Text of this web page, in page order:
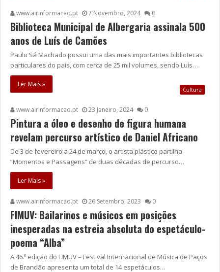
www.airinformacao.pt 7 Novembro, 2024 0
Biblioteca Municipal de Albergaria assinala 500
anos de Luís de Camões
Paulo Sá Machado possui uma das mais importantes bibliotecas
particulares do país, com cerca de 25 mil volumes, sendo Luís…
Ler Mais »
Cultura
www.airinformacao.pt 23 Janeiro, 2024 0
Pintura a óleo e desenho de figura humana
revelam percurso artístico de Daniel Africano
De 3 de fevereiro a 24 de março, o artista plástico partilha
“Momentos e Passagens” de duas décadas de percurso…
Ler Mais »
www.airinformacao.pt 26 Setembro, 2023 0
FIMUV: Bailarinos e músicos em posições
inesperadas na estreia absoluta do espetáculo-
poema “Alba”
A 46.º edição do FIMUV – Festival Internacional de Música de Paços
de Brandão apresenta um total de 14 espetáculos…